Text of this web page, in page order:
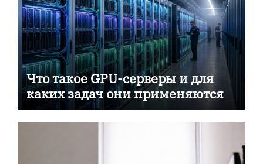
Что такое GPU-серверы и для
каких задач они применяются